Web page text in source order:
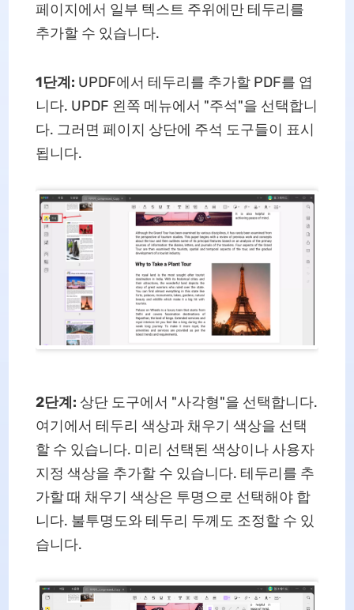
페이지에서 일부 텍스트 주위에만 테두리를
추가할 수 있습니다.
1단계: UPDF에서 테두리를 추가할 PDF를 엽
니다. UPDF 왼쪽 메뉴에서 "주석"을 선택합니
다. 그러면 페이지 상단에 주석 도구들이 표시
됩니다.
2단계: 상단 도구에서 "사각형"을 선택합니다.
여기에서 테두리 색상과 채우기 색상을 선택
할 수 있습니다. 미리 선택된 색상이나 사용자
지정 색상을 추가할 수 있습니다. 테두리를 추
가할 때 채우기 색상은 투명으로 선택해야 합
니다. 불투명도와 테두리 두께도 조정할 수 있
습니다.